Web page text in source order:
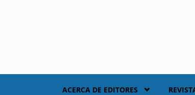
ACERCA DE EDITORES